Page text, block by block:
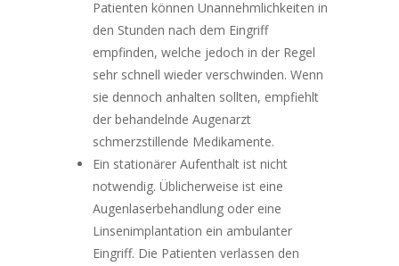
Patienten können Unannehmlichkeiten in
den Stunden nach dem Eingriff
empfinden, welche jedoch in der Regel
sehr schnell wieder verschwinden. Wenn
sie dennoch anhalten sollten, empfiehlt
der behandelnde Augenarzt
schmerzstillende Medikamente.
Ein stationärer Aufenthalt ist nicht
notwendig. Üblicherweise ist eine
Augenlaserbehandlung oder eine
Linsenimplantation ein ambulanter
Eingriff. Die Patienten verlassen den